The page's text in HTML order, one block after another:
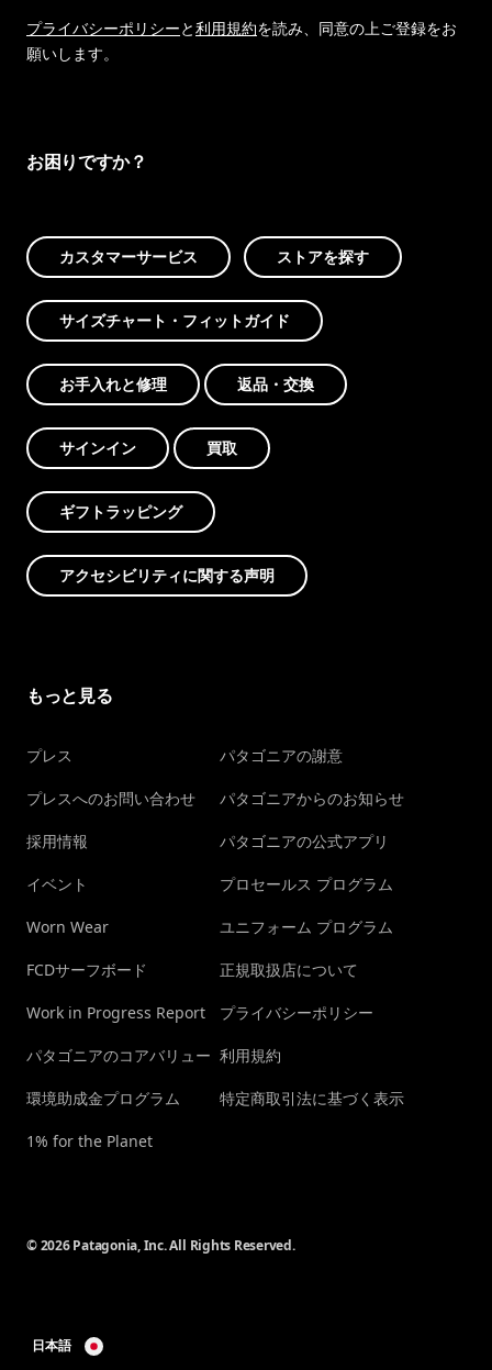
プライバシーポリシーと利用規約を読み、同意の上ご登録をお
願いします。
お困りですか？
カスタマーサービス ストアを探す
サイズチャート・フィットガイド
お手入れと修理 返品・交換
サインイン 買取
ギフトラッピング
アクセシビリティに関する声明
もっと見る
プレス
プレスへのお問い合わせ
採用情報
イベント
Worn Wear
FCDサーフボード
Work in Progress Report
パタゴニアのコアバリュー
環境助成金プログラム
1% for the Planet
パタゴニアの謝意
パタゴニアからのお知らせ
パタゴニアの公式アプリ
プロセールス プログラム
ユニフォーム プログラム
正規取扱店について
プライバシーポリシー
利用規約
特定商取引法に基づく表示
© 2026 Patagonia, Inc. All Rights Reserved.
日本語